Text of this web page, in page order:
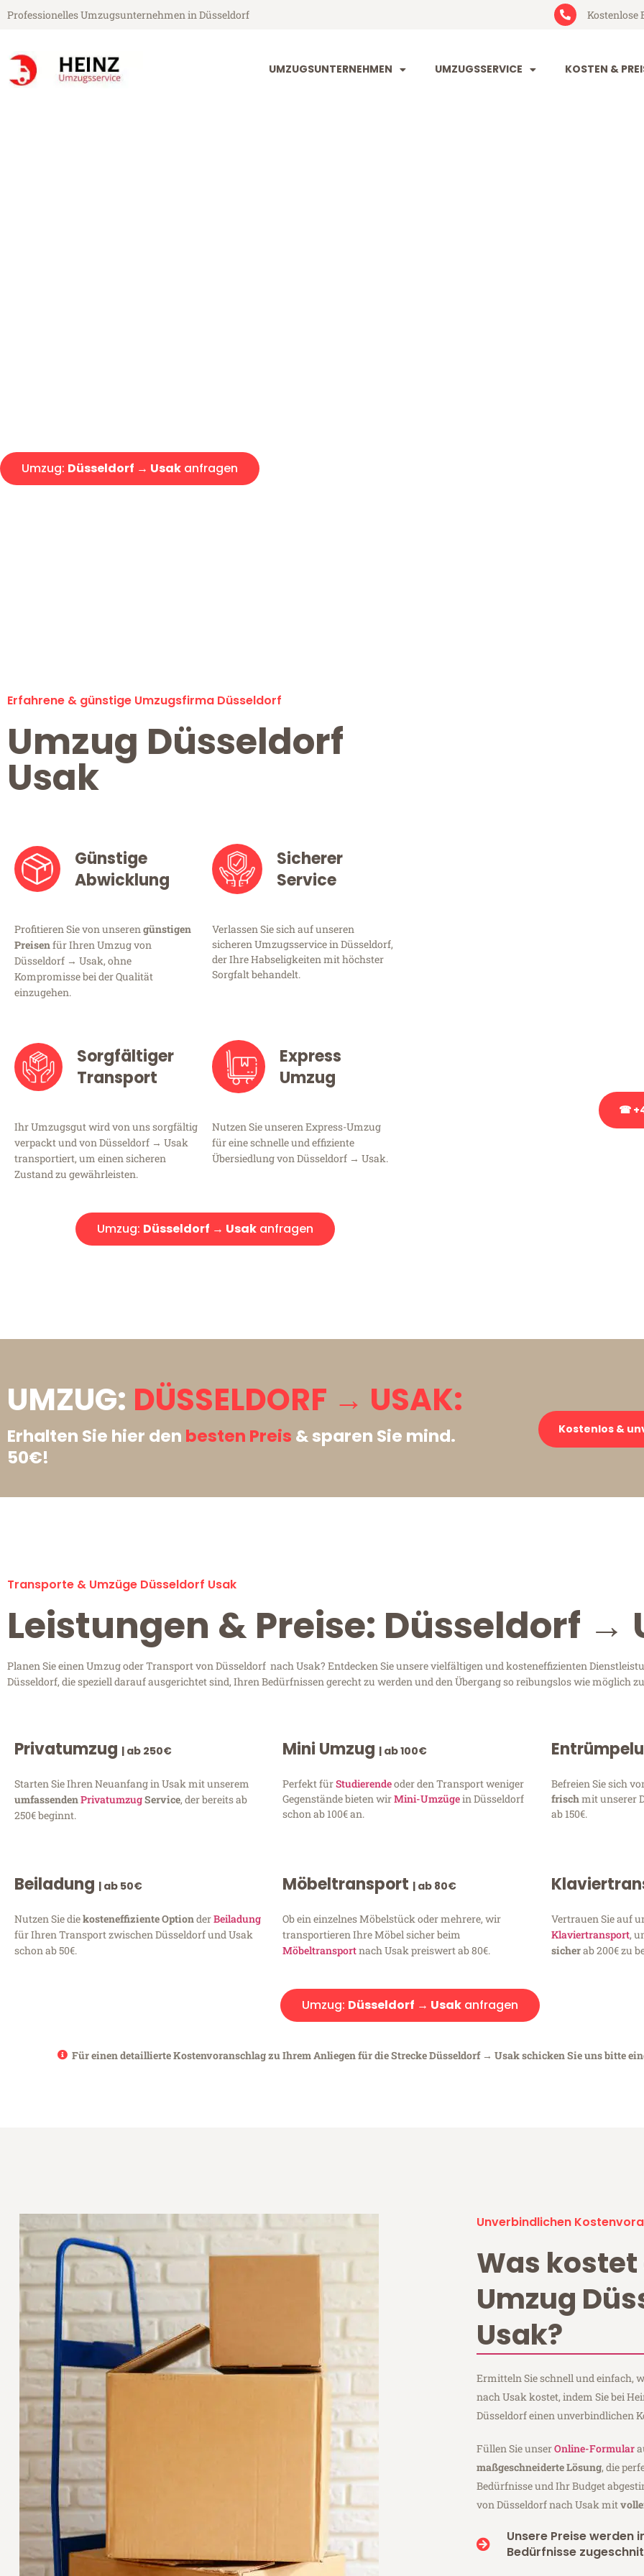
Professionelles Umzugsunternehmen in Düsseldorf Kostenlose
UMZUGSUNTERNEHMEN UMZUGSSERVICE KOSTEN &
Umzug: Düsseldorf → Usak anfragen
Erfahrene & günstige Umzugsfirma Düsseldorf
Umzug Düsseldorf
Usak
Günstige
Abwicklung
Profitieren Sie von unserengünstigen
Preisenfür Ihren Umzug von
Düsseldorf → Usak, ohne
Kompromisse bei der Qualität
einzugehen.
Sicherer
Service
Verlassen Sie sich auf unseren
sicheren Umzugsservice in Düsseldorf,
der Ihre Habseligkeiten mit höchster
Sorgfalt behandelt.
Sorgfältiger
Transport
Ihr Umzugsgut wird von uns sorgfältig
verpackt und von Düsseldorf → Usak
transportiert, um einen sicheren
Zustand zu gewährleisten.
Express
Umzug
Nutzen Sie unseren Express-Umzug
für eine schnelle und effiziente
Übersiedlung von Düsseldorf → Usak.
Umzug: Düsseldorf → Usakanfragen
☎
UMZUG: DÜSSELDORF → USAK:
Erhalten Sie hier den besten Preis & sparen Sie mind.
50€!
Kostenlos &
Transporte & Umzüge Düsseldorf Usak
Leistungen & Preise: Düsseldorf →
Planen Sie einen Umzug oder Transport von Düsseldorf nach Usak? Entdecken Sie unsere vielfältigen und kosteneffizienten
Düsseldorf, die speziell darauf ausgerichtet sind, Ihren Bedürfnissen gerecht zu werden und den Übergang so reibungslos wie möglich
Privatumzug | ab 250€
Starten Sie Ihren Neuanfang in Usak mit unserem
umfassendenPrivatumzugService, der bereits ab
250€ beginnt.
Mini Umzug | ab 100€
Perfekt fürStudierendeoder den Transport weniger
Gegenstände bieten wirMini-Umzügein Düsseldorf
schon ab 100€ an.
Befreien Sie sich
frischmit unserer
ab 150€.
Beiladung | ab 50€
Nutzen Sie diekosteneffiziente OptionderBeiladung
für Ihren Transport zwischen Düsseldorf und Usak
schon ab 50€.
Möbeltransport | ab 80€
Ob ein einzelnes Möbelstück oder mehrere, wir
transportieren Ihre Möbel sicher beim
Möbeltransportnach Usak preiswert ab 80€.
Vertrauen Sie auf
Klaviertransport,
sicherab 200€ zu
Umzug: Düsseldorf → Usakanfragen
Für einen detaillierte Kostenvoranschlag zu Ihrem Anliegen für die Strecke Düsseldorf → Usak schicken Sie uns bitte
Unverbindlichen
Was kostet
Umzug
Usak?
Ermitteln Sie schnell und einfach,
nach Usak kostet, indem Sie bei
Düsseldorf einen unverbindlichen
Füllen Sie unserOnline-Formular
maßgeschneiderte Lösung, die
Bedürfnisse und Ihr Budget
von Düsseldorf nach Usak mit
Unsere Preise werden
Bedürfnisse